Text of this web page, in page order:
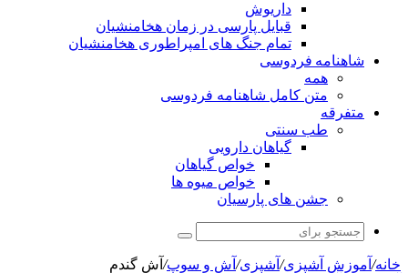
داریوش
قبایل پارسی در زمان هخامنشیان
تمام جنگ های امپراطوری هخامنشیان
شاهنامه فردوسی
همه
متن کامل شاهنامه فردوسی
متفرقه
طب سنتی
گیاهان دارویی
خواص گیاهان
خواص میوه ها
جشن های پارسیان
جستجو
برای
خانه/ آموزش آشپزی/ آشپزی/ آش و سوپ/ آش گندم